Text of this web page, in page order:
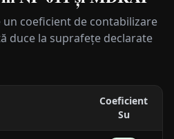
un coeficient de contabilizare
duce la suprafețe declarate
Coeficient
Su